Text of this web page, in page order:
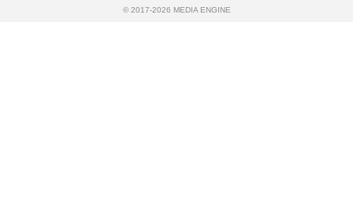
© 2017-2026 MEDIA ENGINE